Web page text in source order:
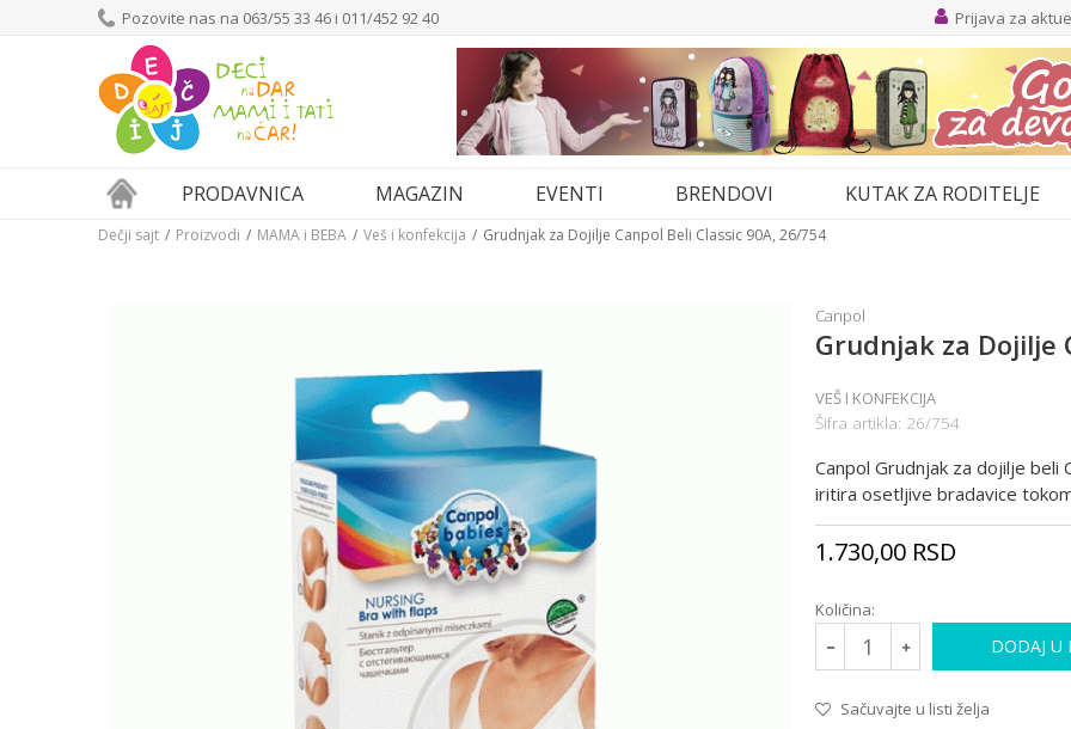
Pozovite nas na 063/55 33 46 i 011/452 92 40 Prijava za
PRODAVNICA MAGAZIN EVENTI BRENDOVI KUTAK ZA RODITELJE
Dečji sajt Proizvodi MAMA i BEBA Veš i konfekcija Grudnjak za Dojilje Canpol Beli Classic 90A, 26/754
Canpol
Grudnjak za Dojilje
VEŠ I KONFEKCIJA
Šifra artikla: 26/754
Canpol Grudnjak za dojilje beli
iritira osetljive bradavice
1.730,00 RSD
Količina:
DODAJ U
Sačuvajte u listi želja